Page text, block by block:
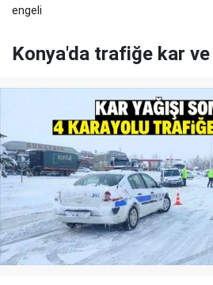
engeli
Konya'da trafiğe kar ve